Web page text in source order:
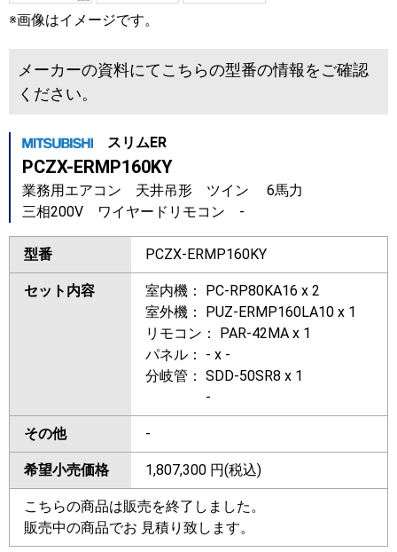
※画像はイメージです。
メーカーの資料にてこちらの型番の情報をご確認
ください。
スリムER
PCZX-ERMP160KY
業務用エアコン 天井吊形 ツイン 6馬力
三相200V ワイヤードリモコン -
型番 PCZX-ERMP160KY
セット内容
室内機： PC-RP80KA16 x 2
室外機： PUZ-ERMP160LA10 x 1
リモコン： PAR-42MA x 1
パネル： - x -
分岐管： SDD-50SR8 x 1
-
その他 -
希望小売価格 1,807,300 円(税込)
こちらの商品は販売を終了しました。
販売中の商品でお 見積り致します。